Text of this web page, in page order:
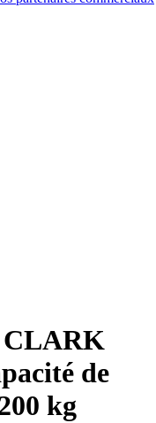
CLARK
de
kg